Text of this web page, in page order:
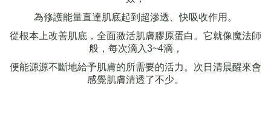
為修護能量直達肌底起到超滲透、快吸收作用。
從根本上改善肌底，全面激活肌膚膠原蛋白。它就像魔法師
般，每次滴入3~4滴，
便能源源不斷地給予肌膚的所需要的活力。次日清晨醒來會
感覺肌膚清透了不少。